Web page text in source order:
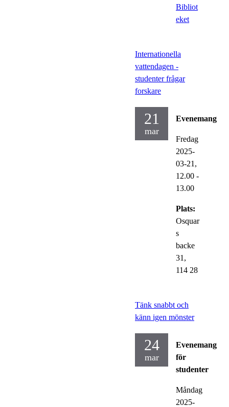
Bibliot
eket
Internationella
vattendagen -
studenter frågar
forskare
21
mar
Evenemang
Fredag
2025-
03-21,
12.00 -
13.00
Plats:
Osquar
s
backe
31,
114 28
Tänk snabbt och
känn igen mönster
24
mar
Evenemang
för
studenter
Måndag
2025-